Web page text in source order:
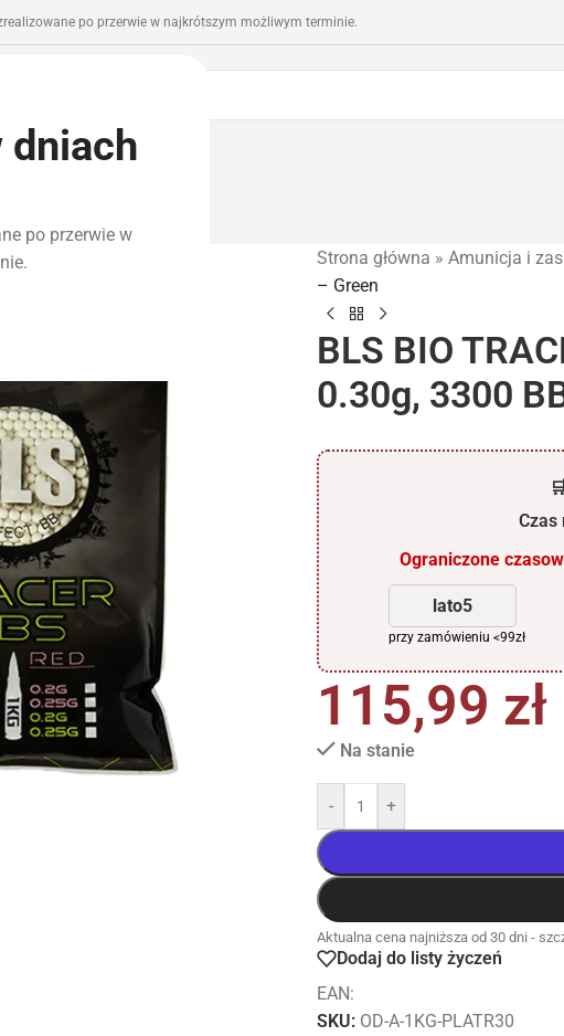
dniach
po przerwie w
po przerwie w najkrótszym możliwym terminie.
Strona główna » Amunicja i
– Green
BLS BIO
0.30g, 3300
Czas
Ograniczone
lato5
przy zamówieniu <99zł
115,99 zł
Na stanie
- +
Aktualna cena najniższa od 30 dni -
Dodaj do listy życzeń
EAN:
SKU: OD-A-1KG-PLATR30